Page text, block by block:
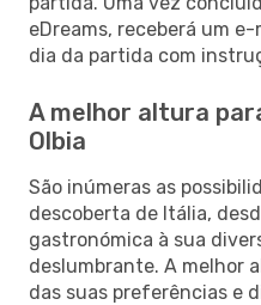
eDreams, receberá um
dia da partida com
A melhor altura
Olbia
São inúmeras as
descoberta de Itália,
gastronómica à sua
deslumbrante. A melhor
das suas preferências e